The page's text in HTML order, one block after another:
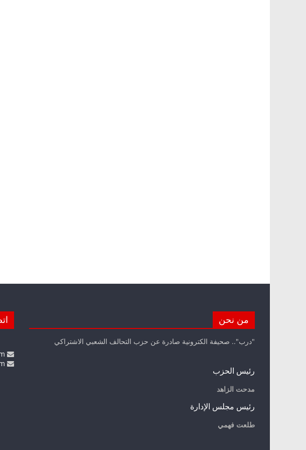
من نحن
"درب".. صحيفة الكترونية صادرة عن حزب التحالف الشعبي الاشتراكي
رئيس الحزب
مدحت الزاهد
رئيس مجلس الإدارة
طلعت فهمي